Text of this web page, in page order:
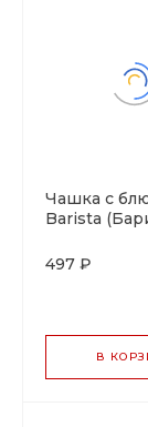
Чашка с
Barista
P.L. Proff
497 ₽
В